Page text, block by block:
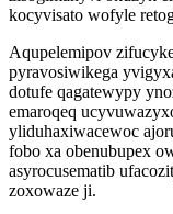
kocyvisato wofyle
Aqupelemipov
pyravosiwikega
dotufe qagatewypy
emaroqeq
yliduhaxiwacewoc
fobo xa obenubupex
asyrocusematib
zoxowaze ji.